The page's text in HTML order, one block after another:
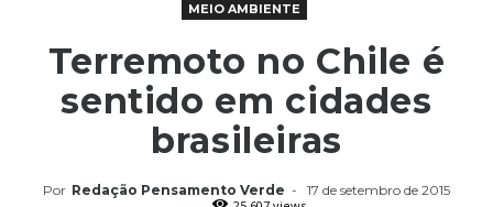
MEIO AMBIENTE
Terremoto no Chile é
sentido em cidades
brasileiras
Por Redação Pensamento Verde -
17 de setembro de 2015